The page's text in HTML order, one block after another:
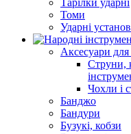
Тарілки ударні
Томи
Ударні
Аксесуари для
Струни,
Чохли і
Банджо
Бандури
Бузукі, кобзи